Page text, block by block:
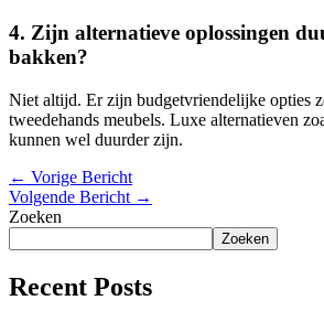
4. Zijn alternatieve oplossingen
bakken?
Niet altijd. Er zijn budgetvriendelijke opties
tweedehands meubels. Luxe alternatieven
kunnen wel duurder zijn.
← Vorige Bericht
Volgende Bericht →
Zoeken
Zoeken
Recent Posts